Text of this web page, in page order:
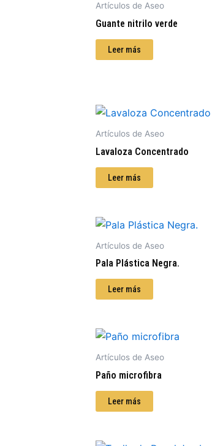
Artículos de Aseo
Guante nitrilo verde
Leer más
Artículos de Aseo
Lavaloza Concentrado
Leer más
Artículos de Aseo
Pala Plástica Negra.
Leer más
Artículos de Aseo
Paño microfibra
Leer más